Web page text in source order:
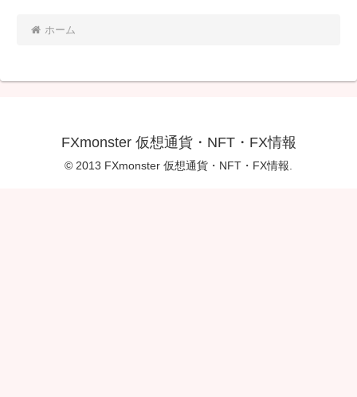
ホーム
FXmonster 仮想通貨・NFT・FX情報
© 2013 FXmonster 仮想通貨・NFT・FX情報.